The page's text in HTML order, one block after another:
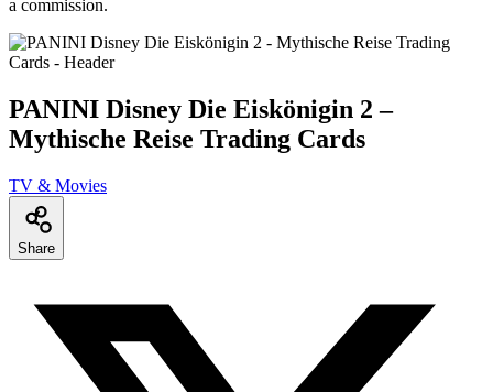
a commission.
PANINI Disney Die Eiskönigin 2 –
Mythische Reise Trading Cards
TV & Movies
Share